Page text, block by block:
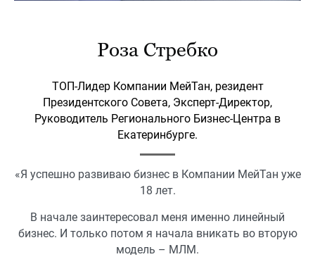
Роза Стребко
ТОП-Лидер Компании МейТан, резидент
Президентского Совета, Эксперт-Директор,
Руководитель Регионального Бизнес-Центра в
Екатеринбурге.
«Я успешно развиваю бизнес в Компании МейТан уже
18 лет.
В начале заинтересовал меня именно линейный
бизнес. И только потом я начала вникать во вторую
модель – МЛМ.